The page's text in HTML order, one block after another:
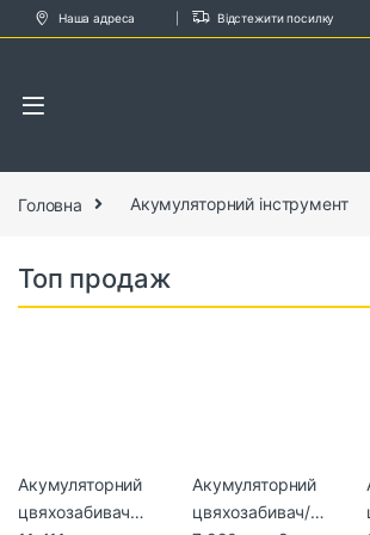
Skip to navigation
Skip to content
Наша адреса Відстежити посилку
Головна Акумуляторний інструмент
Топ продаж
Акумуляторний
цвяхозабивач
Акумуляторний
цвяхозабивач/